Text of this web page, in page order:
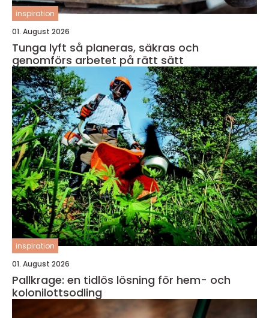
inspiration
01. August 2026
Tunga lyft så planeras, säkras och
genomförs arbetet på rätt sätt
inspiration
01. August 2026
Pallkrage: en tidlös lösning för hem- och
kolonilottsodling